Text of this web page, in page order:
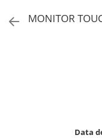
Drivere case de marcat
MONITOR
Data